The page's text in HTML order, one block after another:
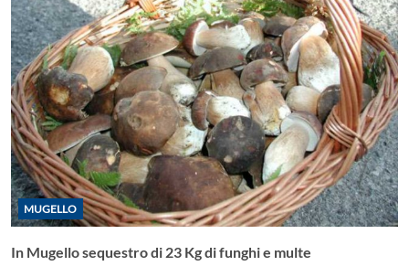
MUGELLO
In Mugello sequestro di 23 Kg di funghi e multe